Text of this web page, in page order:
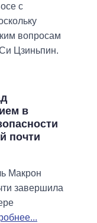
с
вопросам
Цзиньпин.
в
почти
Макрон
завершила